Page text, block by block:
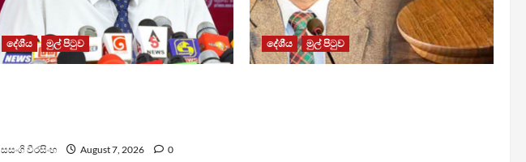
දේශීය මුල් පිටුව
සසංගි වීරසිංහ August 7, 2026 0
දේශීය මුල් පිටුව